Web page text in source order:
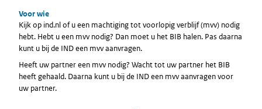
Voor wie
Kijk op ind.nl of u een machtiging tot voorlopig verblijf (mvv) nodig
hebt. Hebt u een mvv nodig? Dan moet u het BIB halen. Pas daarna
kunt u bij de IND een mvv aanvragen.
Heeft uw partner een mvv nodig? Wacht tot uw partner het BIB
heeft gehaald. Daarna kunt u bij de IND een mvv aanvragen voor
uw partner.